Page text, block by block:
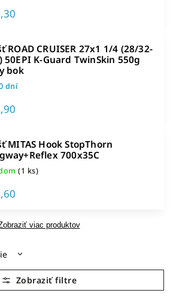
ROAD CRUISER 27x1 1/4 (28/32-
50EPI K-Guard TwinSkin 550g
bok
dní
MITAS Hook StopThorn
700x35C
(1 ks)
viac produktov